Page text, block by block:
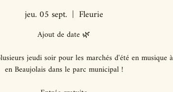
jeu. 05 sept.
  |
Fleurie
Ajout de date 🌿
jeudi soir pour les marchés d'été en musique
en Beaujolais dans le parc municipal !